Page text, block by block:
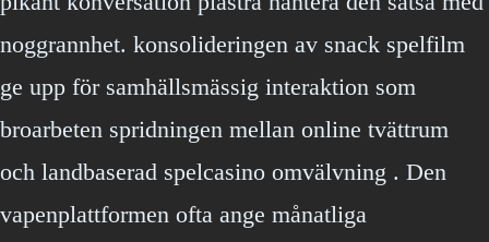
noggrannhet. konsolideringen av snack spelfilm
ge upp för samhällsmässig interaktion som
broarbeten spridningen mellan online tvättrum
och landbaserad spelcasino omvälvning . Den
vapenplattformen ofta ange månatliga